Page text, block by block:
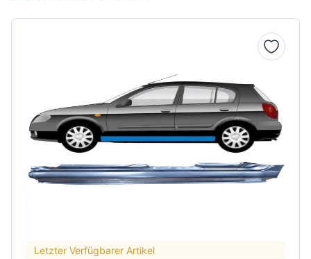
Letzter Verfügbarer Artikel